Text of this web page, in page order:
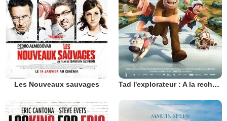
Les Nouveaux sauvages Tad l'explorateur : A la recherche de la Cité perdue